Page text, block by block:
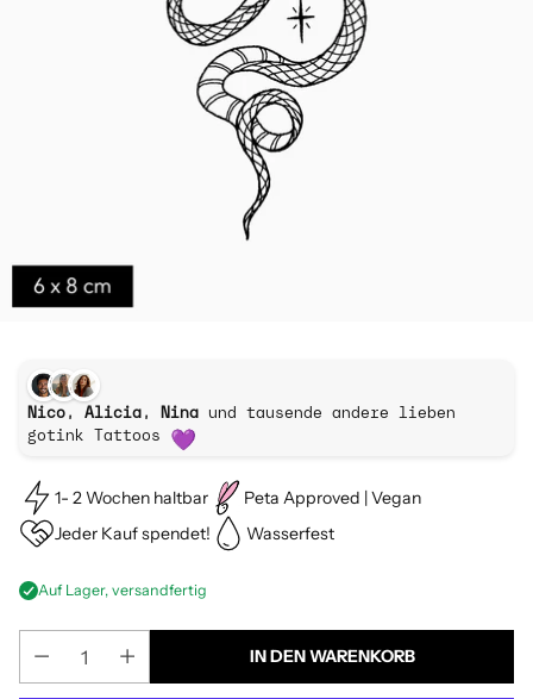
Nico, Alicia, Nina und tausende andere lieben
gotink Tattoos
1- 2 Wochen haltbar
Peta Approved | Vegan
Jeder Kauf spendet!
Wasserfest
Auf Lager, versandfertig
IN DEN WARENKORB